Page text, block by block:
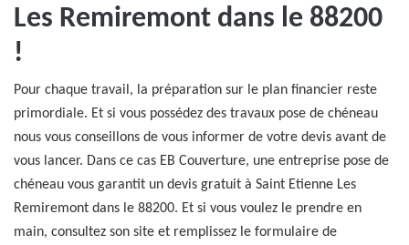
Les Remiremont dans le 88200
!
Pour chaque travail, la préparation sur le plan financier reste
primordiale. Et si vous possédez des travaux pose de chéneau
nous vous conseillons de vous informer de votre devis avant de
vous lancer. Dans ce cas EB Couverture, une entreprise pose de
chéneau vous garantit un devis gratuit à Saint Etienne Les
Remiremont dans le 88200. Et si vous voulez le prendre en
main, consultez son site et remplissez le formulaire de